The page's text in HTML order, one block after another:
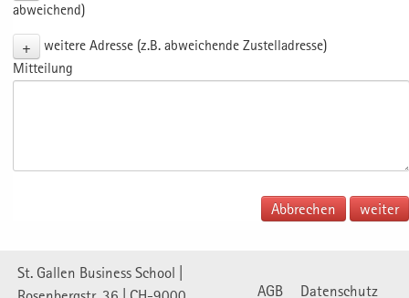
abweichend)
+
weitere Adresse (z.B. abweichende Zustelladresse)
Mitteilung
Abbrechen
St. Gallen Business School |
AGB Datenschutz